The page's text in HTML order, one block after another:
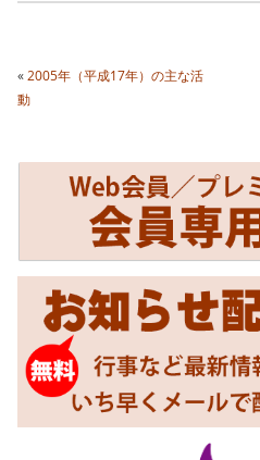
«2005年（平成17年）の主な活
動